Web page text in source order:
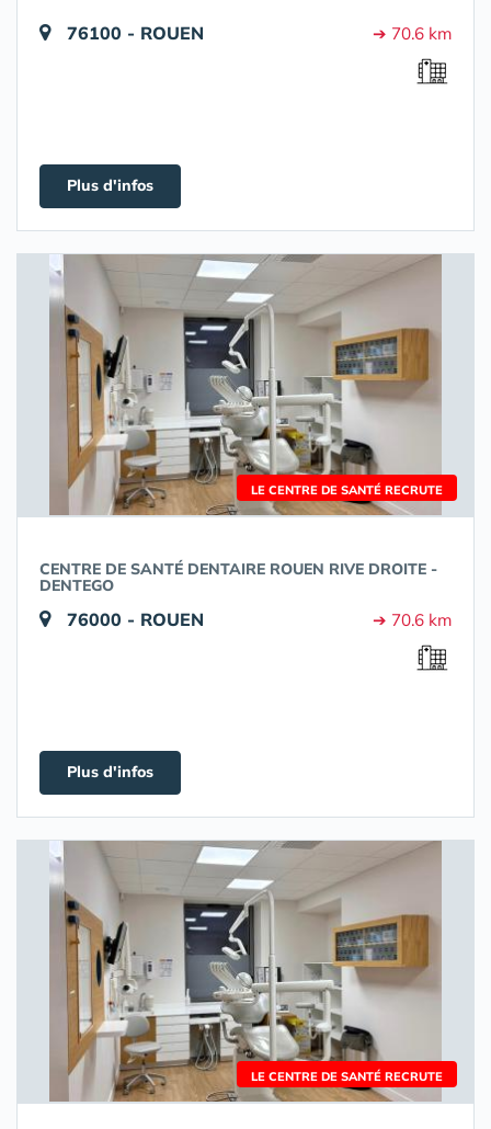
76100 - ROUEN ➔ 70.6 km
Plus d'infos
LE CENTRE DE SANTÉ RECRUTE
CENTRE DE SANTÉ DENTAIRE ROUEN RIVE DROITE -
DENTEGO
76000 - ROUEN ➔ 70.6 km
Plus d'infos
LE CENTRE DE SANTÉ RECRUTE